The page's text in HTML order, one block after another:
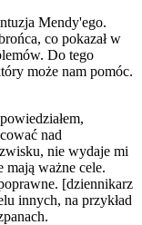
Mendy'ego.
co pokazał w
Do tego
może nam pomóc.
nad
nie wydaje mi
mają ważne cele.
[dziennikarz
innych, na przykład